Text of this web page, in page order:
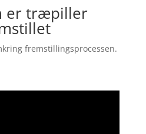
er træpiller
fremstillingsprocessen.